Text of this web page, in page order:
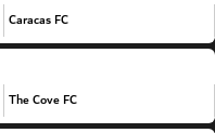
Caracas FC
The Cove FC